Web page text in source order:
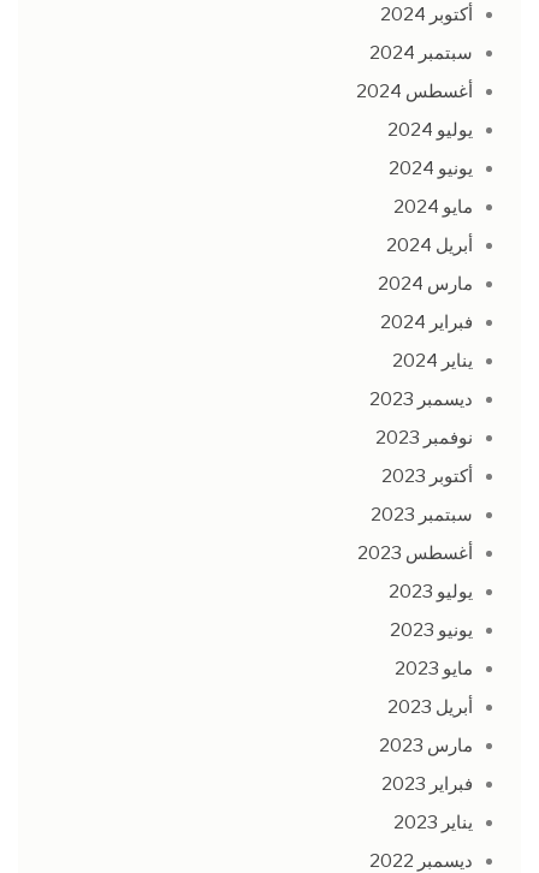
أكتوبر 2024
سبتمبر 2024
أغسطس 2024
يوليو 2024
يونيو 2024
مايو 2024
أبريل 2024
مارس 2024
فبراير 2024
يناير 2024
ديسمبر 2023
نوفمبر 2023
أكتوبر 2023
سبتمبر 2023
أغسطس 2023
يوليو 2023
يونيو 2023
مايو 2023
أبريل 2023
مارس 2023
فبراير 2023
يناير 2023
ديسمبر 2022